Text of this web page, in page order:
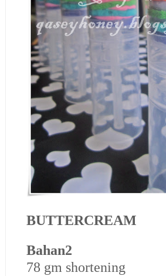
BUTTERCREAM
Bahan2
78 gm shortening